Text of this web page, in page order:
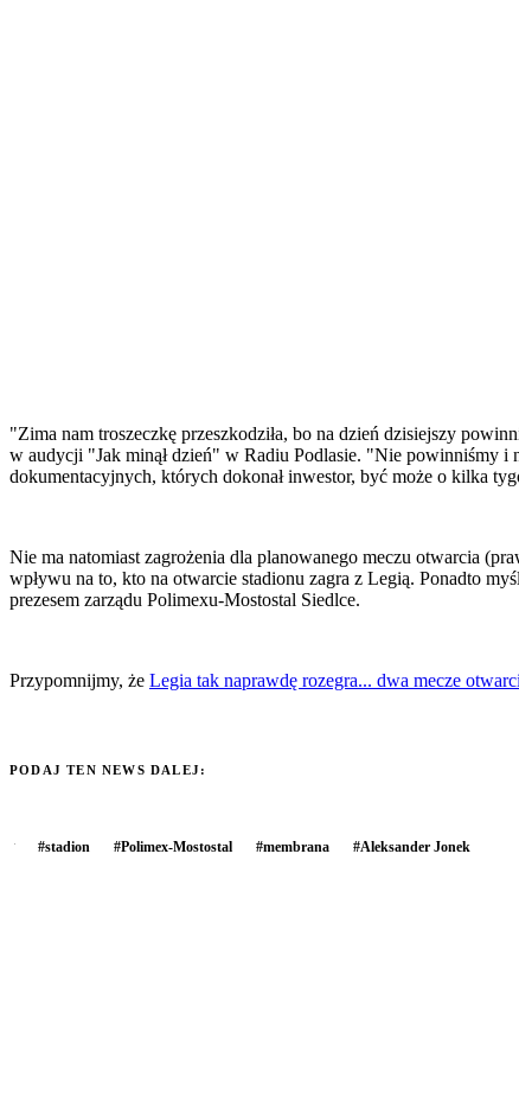
"Zima nam troszeczkę przeszkodziła, bo na dzień dzisiejszy
w audycji "Jak minął dzień" w Radiu Podlasie. "Nie powinniśmy
dokumentacyjnych, których dokonał inwestor, być może o kilka
Nie ma natomiast zagrożenia dla planowanego meczu otwarcia
wpływu na to, kto na otwarcie stadionu zagra z Legią. Ponadto
prezesem zarządu Polimexu-Mostostal Siedlce.
Przypomnijmy, że Legia tak naprawdę rozegra... dwa mecze
PODAJ TEN NEWS DALEJ:
#stadion #Polimex-Mostostal #membrana #Aleksander Jonek